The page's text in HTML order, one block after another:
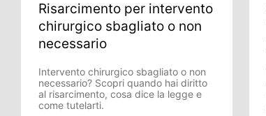
Risarcimento per intervento
chirurgico sbagliato o non
necessario
Intervento chirurgico sbagliato o non
necessario? Scopri quando hai diritto
al risarcimento, cosa dice la legge e
come tutelarti.